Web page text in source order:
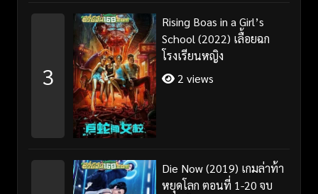
3
Rising Boas in a Girl’s
School (2022) เลื้อยฉก
โรงเรียนหญิง
2 views
Die Now (2019) เกมล่าท้า
หยุดโลก ตอนที่ 1-20 จบ